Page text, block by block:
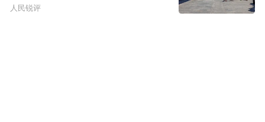
人民锐评